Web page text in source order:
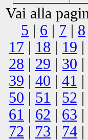
Vai alla
5 | 6 | 7 | 8
17 | 18 | 19 |
28 | 29 | 30 |
39 | 40 | 41 |
50 | 51 | 52 |
61 | 62 | 63 |
72 | 73 | 74 |